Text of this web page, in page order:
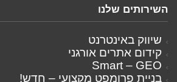
השירותים שלנו
שיווק באינטרנט
קידום אתרים אורגני
Smart – GEO
בניית פרומפט מקצועי – חדש!